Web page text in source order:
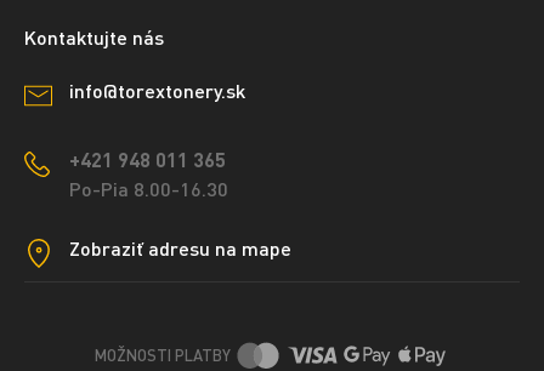
Kontaktujte nás
info@torextonery.sk
+421 948 011 365
Po-Pia 8.00-16.30
Zobraziť adresu na mape
MOŽNOSTI PLATBY